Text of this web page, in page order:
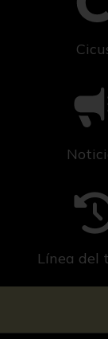
Línea del